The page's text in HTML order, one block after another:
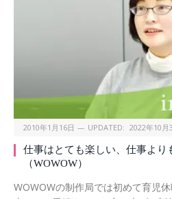
2010年1月16日 UPDATED: 2022年10月
仕事はとても楽しい、仕事より
（WOWOW）
WOWOWの制作局では初めて育児